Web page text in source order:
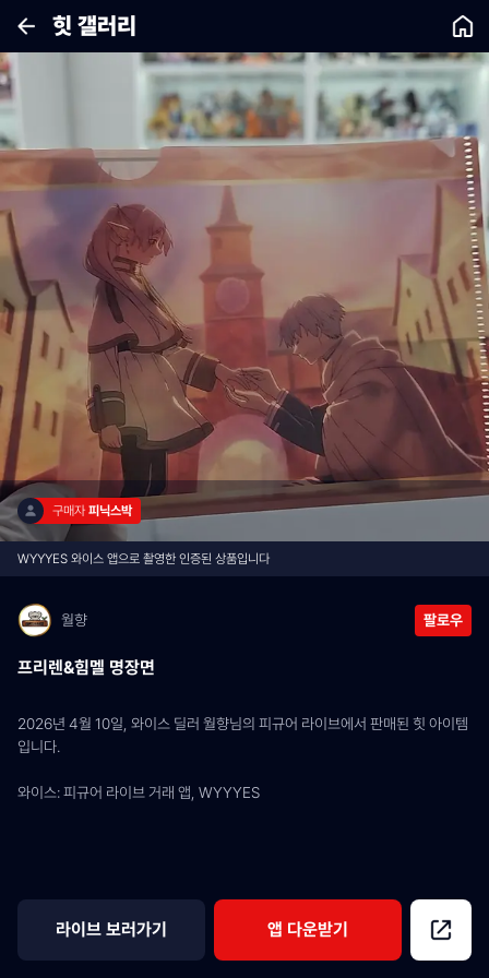
힛 갤러리
구매자 피닉스박
WYYYES 와이스 앱으로 촬영한 인증된 상품입니다
월향 팔로우
프리렌&힘멜 명장면
2026년 4월 10일, 와이스 딜러 월향님의 피규어 라이브에서 판매된 힛 아이템
입니다.
와이스: 피규어 라이브 거래 앱, WYYYES
라이브 보러가기 앱 다운받기